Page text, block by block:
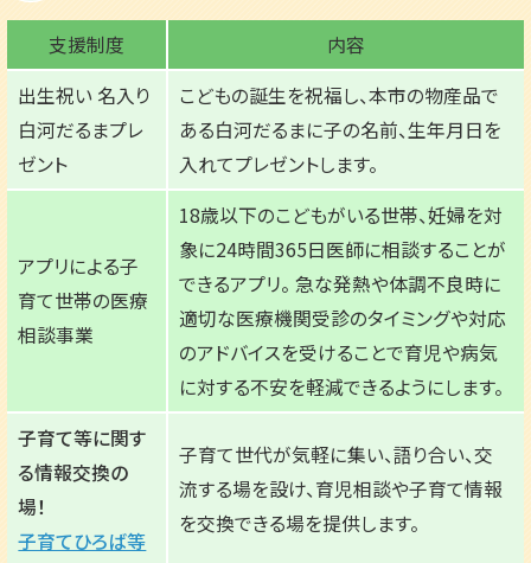
支援制度
内容
出生祝い 名入り
白河だるまプレ
ゼント
こどもの誕生を祝福し、本市の物産品で
ある白河だるまに子の名前、生年月日を
入れてプレゼントします。
アプリによる子
育て世帯の医療
相談事業
18歳以下のこどもがいる世帯、妊婦を対
象に24時間365日医師に相談することが
できるアプリ。 急な発熱や体調不良時に
適切な医療機関受診のタイミングや対応
のアドバイスを受けることで育児や病気
に対する不安を軽減できるようにします。
子育て等に関す
る情報交換の
場！
子育てひろば等
子育て世代が気軽に集い、語り合い、交
流する場を設け、育児相談や子育て情報
を交換できる場を提供します。